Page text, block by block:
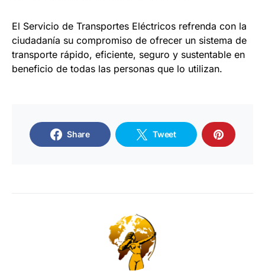
El Servicio de Transportes Eléctricos refrenda con la
ciudadanía su compromiso de ofrecer un sistema de
transporte rápido, eficiente, seguro y sustentable en
beneficio de todas las personas que lo utilizan.
Share Tweet